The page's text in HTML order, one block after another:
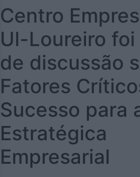
Centro
Ul-Loureiro
de discussão
Fatores
Sucesso para
Estratégica
Empresarial